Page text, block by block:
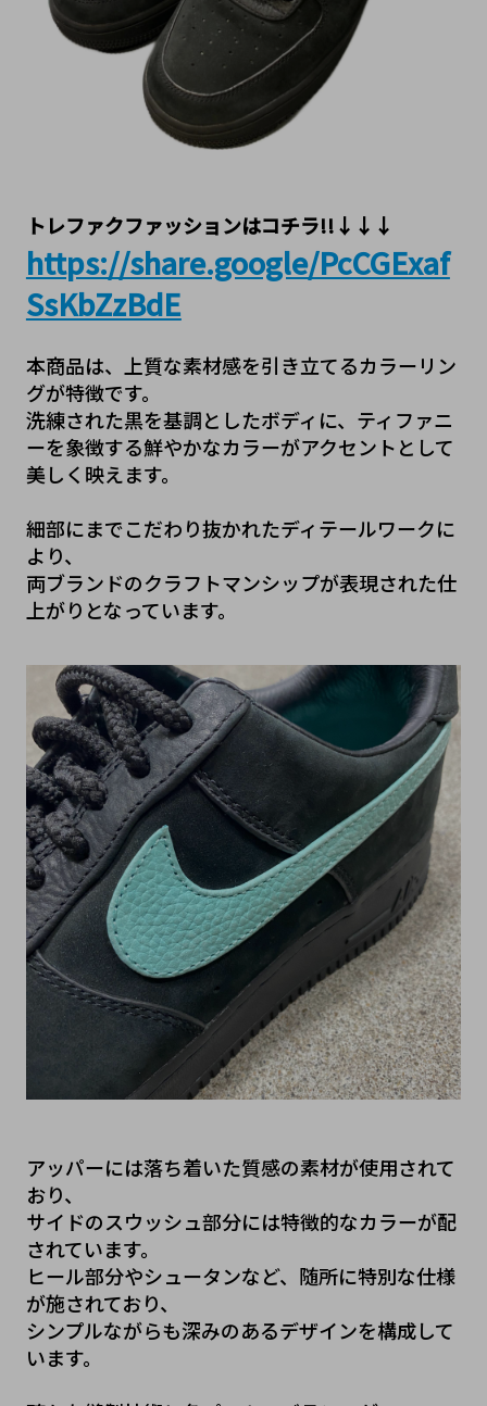
トレファクファッションはコチラ!!↓↓↓
https://share.google/PcCGExaf
SsKbZzBdE
本商品は、上質な素材感を引き立てるカラーリン
グが特徴です。
洗練された黒を基調としたボディに、ティファニ
ーを象徴する鮮やかなカラーがアクセントとして
美しく映えます。
細部にまでこだわり抜かれたディテールワークに
より、
両ブランドのクラフトマンシップが表現された仕
上がりとなっています。
アッパーには落ち着いた質感の素材が使用されて
おり、
サイドのスウッシュ部分には特徴的なカラーが配
されています。
ヒール部分やシュータンなど、随所に特別な仕様
が施されており、
シンプルながらも深みのあるデザインを構成して
います。